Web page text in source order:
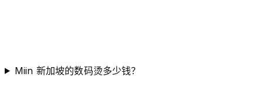
Miin 新加坡的数码烫多少钱？